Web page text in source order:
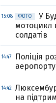
15:08 ФОТО
У
мотоцикл
солдатів
14:47
Поліція
14:42
на